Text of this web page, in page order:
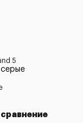
5
сравнение